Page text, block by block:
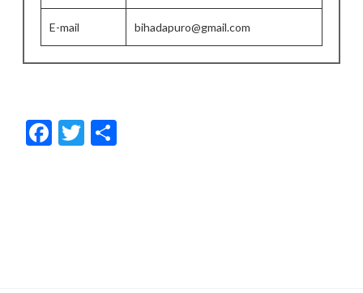
E-mail bihadapuro@gmail.com
F
ac
T
w